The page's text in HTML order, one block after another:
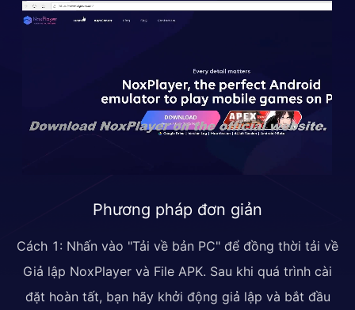
Phương pháp đơn giản
Cách 1: Nhấn vào "Tải về bản PC" để đồng thời tải về
Giả lập NoxPlayer và File APK. Sau khi quá trình cài
đặt hoàn tất, bạn hãy khởi động giả lập và bắt đầu